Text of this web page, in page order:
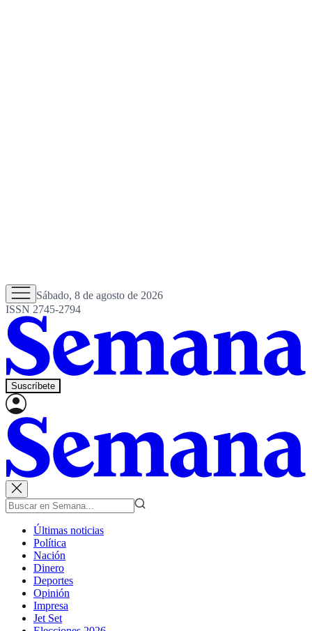
Sábado, 8 de agosto de 2026
ISSN 2745-2794
Suscríbete
Últimas noticias
Política
Nación
Dinero
Deportes
Opinión
Impresa
Jet Set